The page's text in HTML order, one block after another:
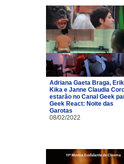
Adriana Gaeta Braga,
Kika e Janne Claudia
estarão no Canal Geek
Geek React: Noite das
Garotas
08/02/2022